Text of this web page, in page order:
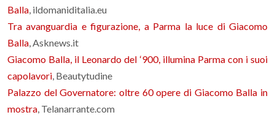
Balla, ildomaniditalia.eu
Tra avanguardia e figurazione, a Parma la luce di Giacomo
Balla, Asknews.it
Giacomo Balla, il Leonardo del ‘900, illumina Parma con i suoi
capolavori, Beautytudine
Palazzo del Governatore: oltre 60 opere di Giacomo Balla in
mostra, Telanarrante.com